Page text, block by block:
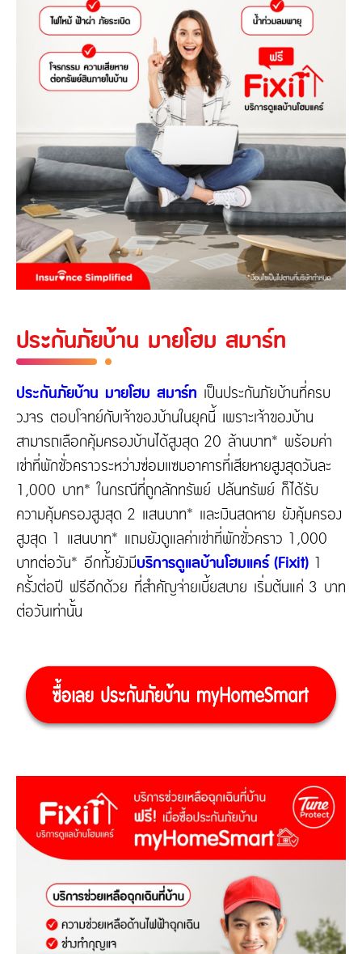
ประกันภัยบ้าน มายโฮม สมาร์ท
ประกันภัยบ้าน มายโฮม สมาร์ท เป็นประกันภัยบ้านที่ครบ
วงจร ตอบโจทย์กับเจ้าของบ้านในยุคนี้ เพราะเจ้าของบ้าน
สามารถเลือกคุ้มครองบ้านได้สูงสุด 20 ล้านบาท* พร้อมค่า
เช่าที่พักชั่วคราวระหว่างซ่อมแซมอาคารที่เสียหายสูงสุดวันละ
1,000 บาท* ในกรณีที่ถูกลักทรัพย์ ปล้นทรัพย์ ก็ได้รับ
ความคุ้มครองสูงสุด 2 แสนบาท* และเงินสดหาย ยังคุ้มครอง
สูงสุด 1 แสนบาท* แถมยังดูแลค่าเช่าที่พักชั่วคราว 1,000
บาทต่อวัน* อีกทั้งยังมีบริการดูแลบ้านโฮมแคร์ (Fixit) 1
ครั้งต่อปี ฟรีอีกด้วย ที่สำคัญจ่ายเบี้ยสบาย เริ่มต้นแค่ 3 บาท
ต่อวันเท่านั้น